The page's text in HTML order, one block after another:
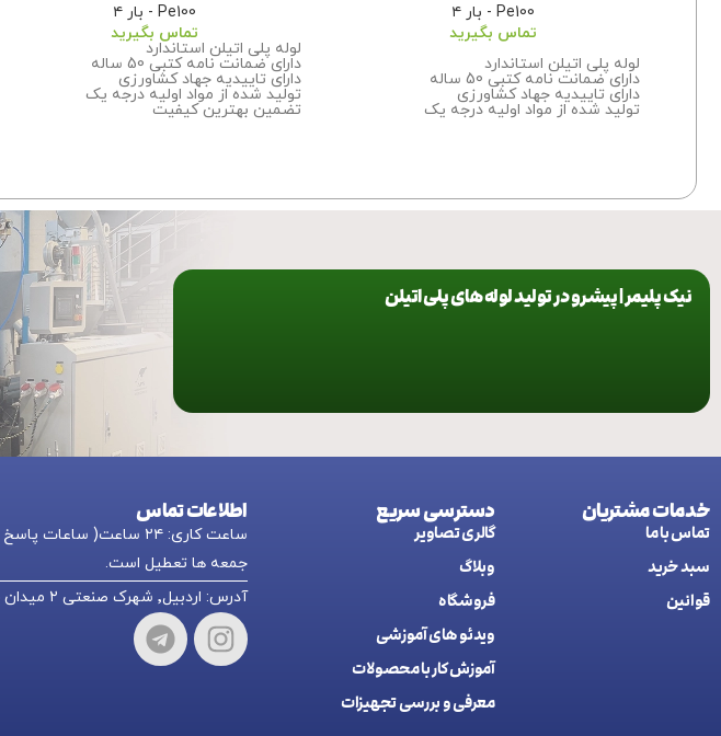
Pe100 - بار ۴
تماس بگیرید
لوله پلی اتیلن استاندارد
دارای ضمانت نامه کتبی 50 ساله
دارای تاییدیه جهاد کشاورزی
تولید شده از مواد اولیه درجه یک
تضمین بهترین کیفیت
Pe100 - بار ۴
تماس بگیرید
لوله پلی اتیلن استاندارد
دارای ضمانت نامه کتبی 50 ساله
دارای تاییدیه جهاد کشاورزی
تولید شده از مواد اولیه درجه یک
تضمین بهترین کیفیت
برای اطلاعات بیشتر درباره سفارش این
نیک پلیمر | پیشرو در تولید لوله های پلی اتیلن
خدمات مشتریان
تماس با ما
سبد خرید
قوانین
دسترسی سریع
گالری تصاویر
وبلاگ
فروشگاه
ويدئو های آموزشی
آموزش کار با محصولات
معرفی و بررسی تجهیزات
اطلاعات تماس
ساعت کاری: ۲۴ ساعت( ساعات پاسخ گویی ۸ تا ۱۵:۳۰)
جمعه ها تعطیل است.
آدرس: اردبیل٬ شهرک صنعتی ۲ میدان خدماتی٬ قطعه ۸۱۶